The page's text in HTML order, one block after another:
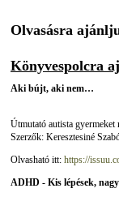
Olvasásra
Könyvespolcra
Aki bújt, aki nem…
Útmutató autista gyermeket
Szerzők: Keresztesiné
Olvasható itt: https://
ADHD - Kis lépések,